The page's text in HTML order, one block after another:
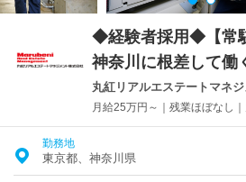
◆経験者採用◆【常
神奈川に根差して働
丸紅リアルエステートマネ
月給25万円～｜残業ほぼなし
勤務地
東京都、神奈川県